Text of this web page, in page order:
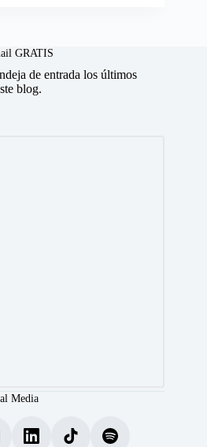
GRATIS
de entrada los últimos
blog.
Media